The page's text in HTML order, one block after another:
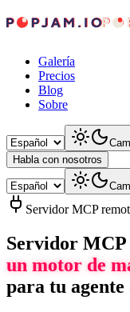
Galería
Precios
Blog
Sobre
Habla con nosotros
Servidor MCP
Servidor
un motor de
para tu agente